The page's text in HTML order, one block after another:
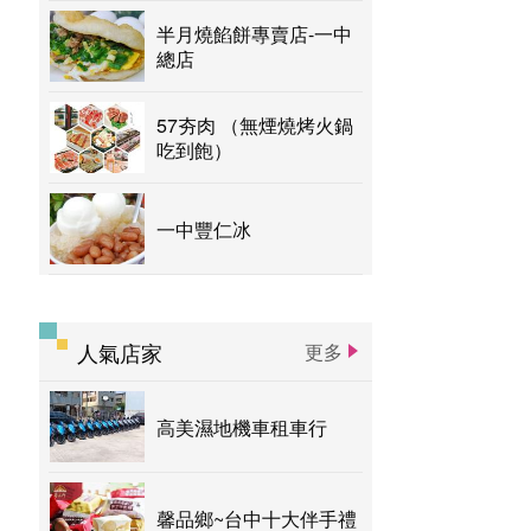
半月燒餡餅專賣店-一中
總店
57夯肉 （無煙燒烤火鍋
吃到飽）
一中豐仁冰
人氣店家 更多
高美濕地機車租車行
馨品鄉~台中十大伴手禮